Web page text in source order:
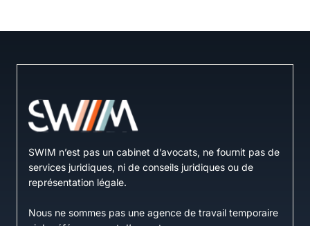
SWIM n’est pas un cabinet d’avocats, ne fournit pas de
services juridiques, ni de conseils juridiques ou de
représentation légale.
Nous ne sommes pas une agence de travail temporaire